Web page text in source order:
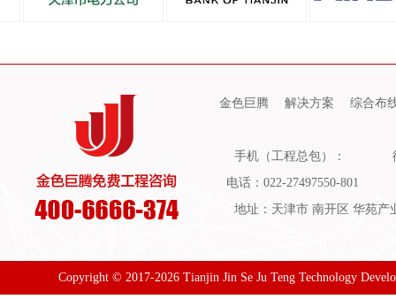
金色巨腾 解决方案 综合布
手机（工程总包）：
电话：022-27497550-801
地址：天津市 南开区 华苑产
Copyright © 2017-2026 Tianjin Jin Se Ju Teng Technology